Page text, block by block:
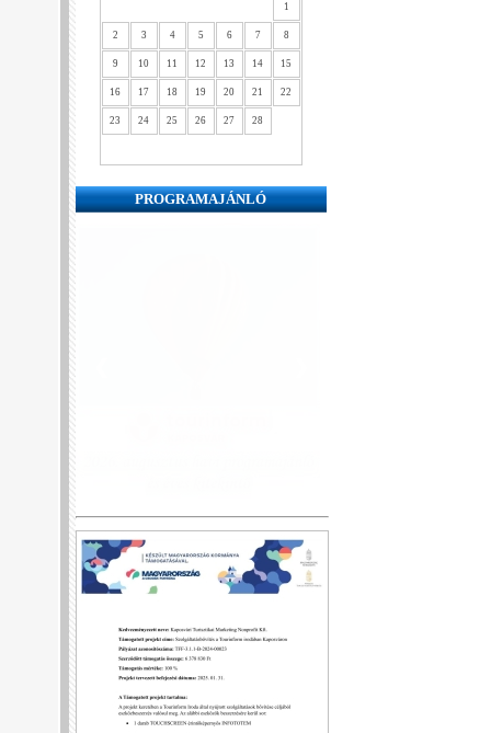
1
2 3 4 5 6 7 8
9 10 11 12 13 14 15
16 17 18 19 20 21 22
23 24 25 26 27 28
PROGRAMAJÁNLÓ